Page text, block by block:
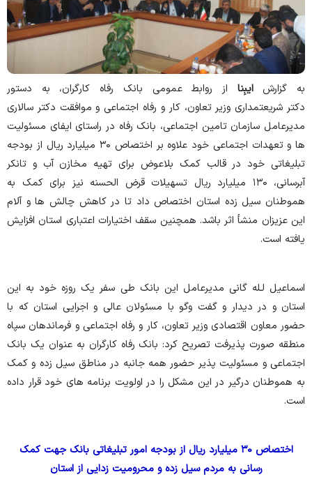
به گزارشایبِنا از روابط عمومی بانک رفاه کارگران، به دستور
دکتر شریعتمداری وزیر تعاون، کار و رفاه اجتماعی و موافقت دکتر سالاری
مدیرعامل سازمان تامین اجتماعی، بانک رفاه در راستای ایفای مسئولیت
ها و تعهدات اجتماعی خود علاوه بر اختصاص ۳۰ میلیارد ریال از بودجه
تبلیغاتی خود در قالب کمک بلاعوض برای تهیه مخازن آب و تانکر
آبرسانی، ۱۳۰ میلیارد ریال تسهیلات قرض الحسنه نیز برای کمک به
هموطنان سیل زده استان اختصاص داد تا در کاهش چالش ها و آلام
این عزیزان منشأ اثر باشد. همچنین سقف اختیارات اعتباری استان افزایش
یافته است.
اسماعیل لـله گانی مدیرعامل این بانک طی سفر یک روزه خود به این
استان و در دیدار و گفت وگو با مسئولان عالی و اجرایی استان که با
حضور معاون اقتصادی وزیر تعاون، کار و رفاه اجتماعی و فرماندهان سپاه
منطقه صورت پذیرفت تصریح کرد: بانک رفاه کارگران به عنوان یک بانک
اجتماعی و مسئولیت پذیر حضور همه جانبه در مناطق سیل زده و کمک
به هموطنان درگیر در این مشکل را در اولویت برنامه های خود قرار داده
است.
اختصاص ۳۰ میلیارد ریال از بودجه امور تبلیغاتی بانک جهت کمک
رسانی به مردم سیل زده و محرومیت زدایی از استان